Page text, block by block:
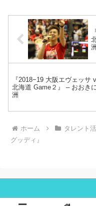
みなさま、本当にありがとう
います。どうぞ、これからも
洲
『2018−19 大阪エヴェッサ
北海道 Game２』 – おおき
洲
ホーム タレント
グッディ』